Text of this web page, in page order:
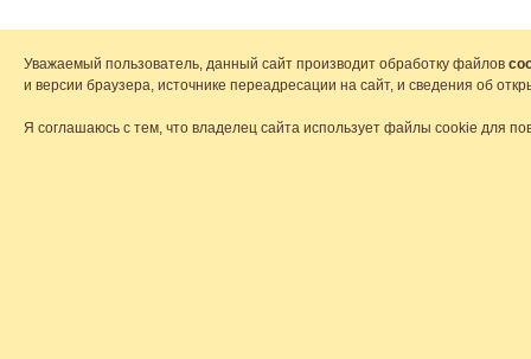
Уважаемый пользователь, данный сайт производит обработку файлов
и версии браузера, источнике переадресации на сайт, и сведения об
Я соглашаюсь с тем, что владелец сайта использует файлы cookie для